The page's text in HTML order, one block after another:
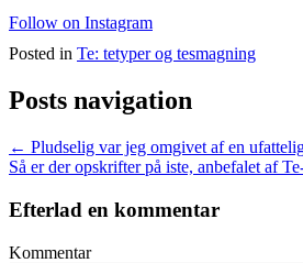
Follow on Instagram
Posted in Te: tetyper og tesmagning
Posts navigation
← Pludselig var jeg omgivet af en
Så er der opskrifter på iste, anbefalet af
Efterlad en kommentar
Kommentar